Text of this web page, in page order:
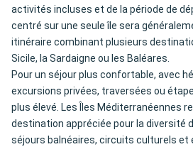
activités incluses et de la période de
centré sur une seule île sera
itinéraire combinant plusieurs
Sicile, la Sardaigne ou les Baléares.
Pour un séjour plus confortable, avec
excursions privées, traversées ou
plus élevé. Les Îles Méditerranéennes
destination appréciée pour la diversité
séjours balnéaires, circuits culturels et